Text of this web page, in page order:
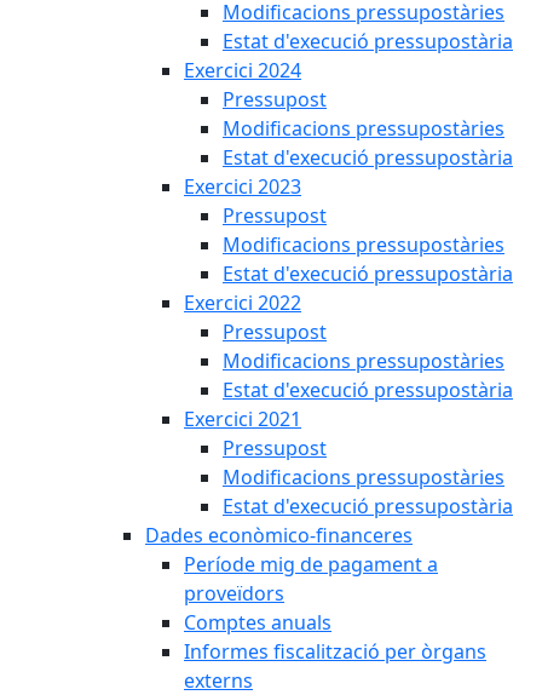
Modificacions pressupostàries
Estat d'execució pressupostària
Exercici 2024
Pressupost
Modificacions pressupostàries
Estat d'execució pressupostària
Exercici 2023
Pressupost
Modificacions pressupostàries
Estat d'execució pressupostària
Exercici 2022
Pressupost
Modificacions pressupostàries
Estat d'execució pressupostària
Exercici 2021
Pressupost
Modificacions pressupostàries
Estat d'execució pressupostària
Dades econòmico-financeres
Període mig de pagament a
proveïdors
Comptes anuals
Informes fiscalització per òrgans
externs